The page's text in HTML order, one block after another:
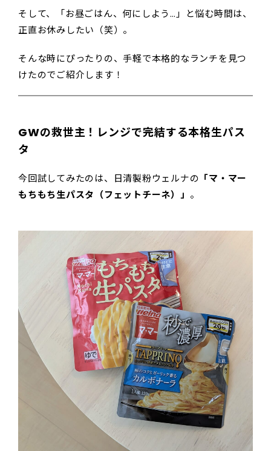
そして、「お昼ごはん、何にしよう…」と悩む時間は、
正直お休みしたい（笑）。
そんな時にぴったりの、手軽で本格的なランチを見つ
けたのでご紹介します！
GWの救世主！レンジで完結する本格生パス
タ
今回試してみたのは、日清製粉ウェルナの 「マ・マー
もちもち生パスタ（フェットチーネ）」 。